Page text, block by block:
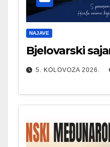
NAJAVE
Bjelovarski
5. KOLOVOZA 2026.